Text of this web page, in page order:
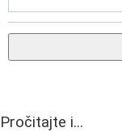
Pročitajte i...